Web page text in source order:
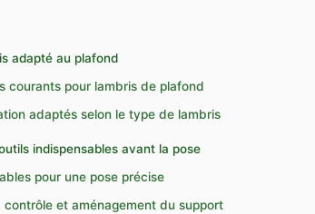
adapté au plafond
courants pour lambris de plafond
adaptés selon le type de lambris
indispensables avant la pose
pour une pose précise
contrôle et aménagement du support